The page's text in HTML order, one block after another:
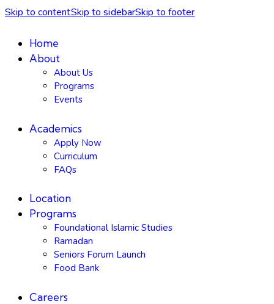
Skip to contentSkip to sidebarSkip to footer
Home
About
About Us
Programs
Events
Academics
Apply Now
Curriculum
FAQs
Location
Programs
Foundational Islamic Studies
Ramadan
Seniors Forum Launch
Food Bank
Careers